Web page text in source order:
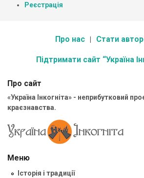
Реєстрація
Про нас Стати
Підтримати сайт “Україна
Про сайт
«Україна Інкогніта» - неприбутковий
краєзнавства.
Меню
Історія і традиції